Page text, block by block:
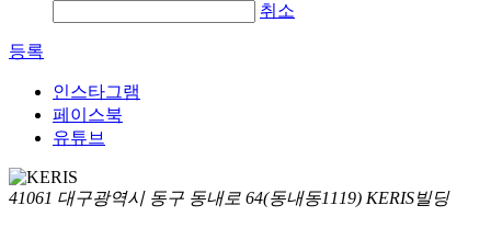
취소
등록
인스타그램
페이스북
유튜브
41061 대구광역시 동구 동내로 64(동내동1119) KERIS빌딩